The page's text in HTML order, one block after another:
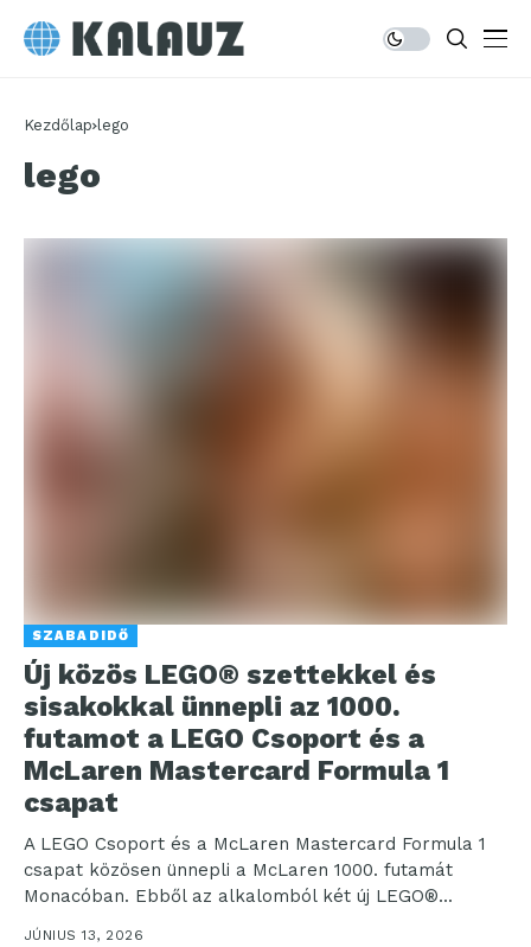
Kezdőlap lego
lego
SZABADIDŐ
Új közös LEGO® szettekkel és
sisakokkal ünnepli az 1000.
futamot a LEGO Csoport és a
McLaren Mastercard Formula 1
csapat
A LEGO Csoport és a McLaren Mastercard Formula 1
csapat közösen ünnepli a McLaren 1000. futamát
Monacóban. Ebből az alkalomból két új LEGO®...
JÚNIUS 13, 2026